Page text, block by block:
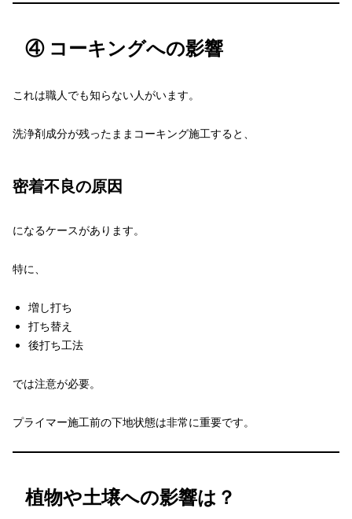
④ コーキングへの影響
これは職人でも知らない人がいます。
洗浄剤成分が残ったままコーキング施工すると、
密着不良の原因
になるケースがあります。
特に、
増し打ち
打ち替え
後打ち工法
では注意が必要。
プライマー施工前の下地状態は非常に重要です。
植物や土壌への影響は？